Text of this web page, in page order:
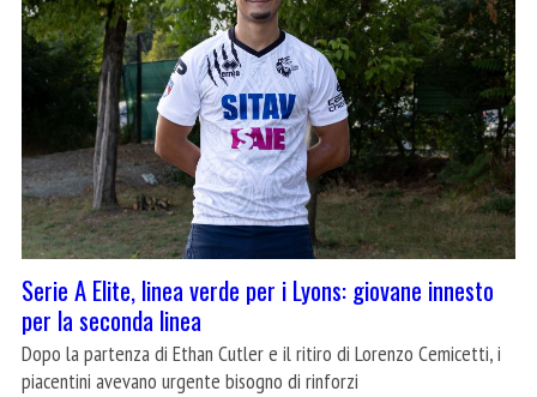
Serie A Elite, linea verde per i Lyons: giovane innesto
per la seconda linea
Dopo la partenza di Ethan Cutler e il ritiro di Lorenzo Cemicetti, i
piacentini avevano urgente bisogno di rinforzi